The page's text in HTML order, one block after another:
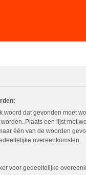
woord dat gevonden moet
Plaats een lijst met
één van de woorden
overeenkomsten.
voor gedeeltelijke